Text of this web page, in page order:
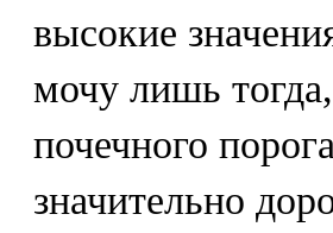
высокие
мочу лишь
почечного
значительно